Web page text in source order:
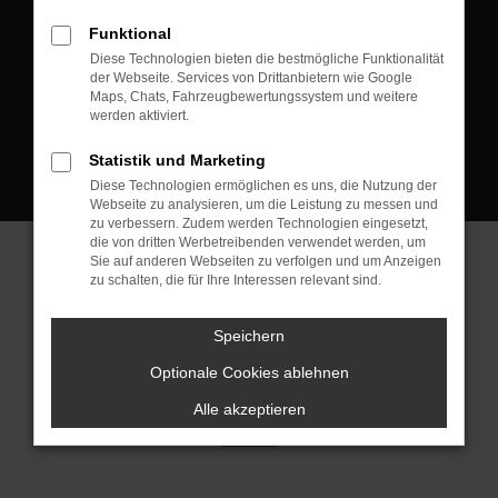
Kontakt:
Tel.: +49 3745 760 90 20
Fax: +49 3745 760 90 21
Mail: fj@jakob-trading.com
Cookie Einstellungen
© 2026 Jakob Trading GmbH | Neustädter Straße 1 | DE-08223
Neustadt/Vogtland | fj@jakob-trading.com | Webdesign by audaris.de
Funktional
Diese Technologien bieten die bestmögliche Funktionalität
der Webseite. Services von Drittanbietern wie Google
Maps, Chats, Fahrzeugbewertungssystem und weitere
werden aktiviert.
Statistik und Marketing
Diese Technologien ermöglichen es uns, die Nutzung der
Webseite zu analysieren, um die Leistung zu messen und
zu verbessern. Zudem werden Technologien eingesetzt,
die von dritten Werbetreibenden verwendet werden, um
Sie auf anderen Webseiten zu verfolgen und um Anzeigen
zu schalten, die für Ihre Interessen relevant sind.
Speichern
Optionale Cookies ablehnen
Alle akzeptieren